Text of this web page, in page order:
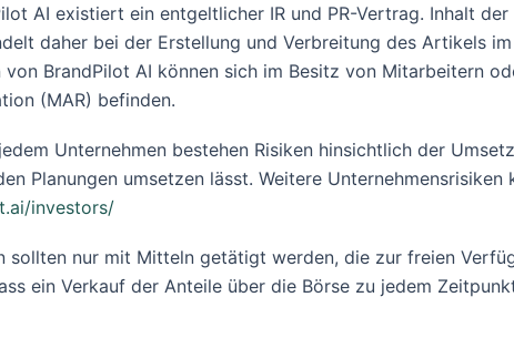
AI existiert ein entgeltlicher IR und PR-Vertrag. Inhalt
daher bei der Erstellung und Verbreitung des Artikels
BrandPilot AI können sich im Besitz von Mitarbeitern
(MAR) befinden.
Unternehmen bestehen Risiken hinsichtlich der
Planungen umsetzen lässt. Weitere
investors/
sollten nur mit Mitteln getätigt werden, die zur freien
ein Verkauf der Anteile über die Börse zu jedem